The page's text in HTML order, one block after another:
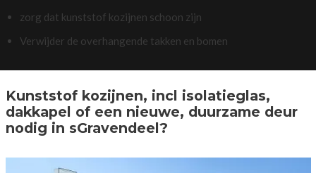
zorg dat kunststof kozijnen schoon zijn
Verwijder de overhangende takken en bomen
Kunststof kozijnen, incl isolatieglas,
dakkapel of een nieuwe, duurzame deur
nodig in sGravendeel?